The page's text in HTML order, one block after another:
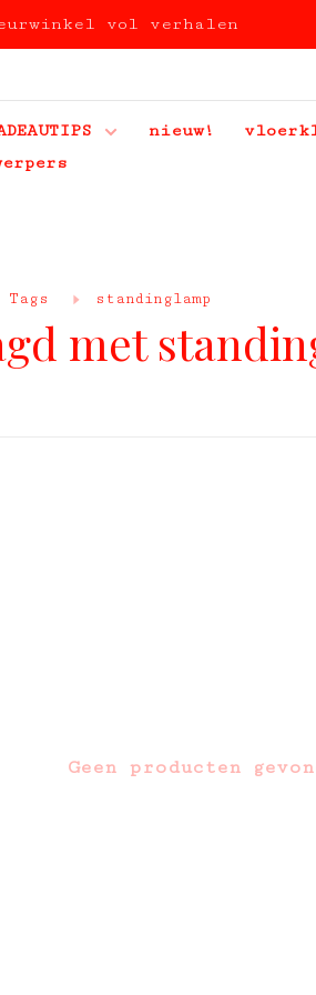
vol verhalen
nieuw!
Tags standinglamp
met
Geen producten